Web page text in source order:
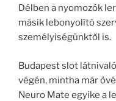
Délben a nyomozók
másik lebonyolító
személyiségünktől is.
Budapest slot
végén, mintha már
Neuro Mate egyike a